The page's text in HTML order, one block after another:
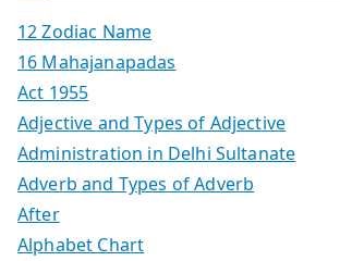
12 Zodiac Name
16 Mahajanapadas
Act 1955
Adjective and Types of Adjective
Administration in Delhi Sultanate
Adverb and Types of Adverb
After
Alphabet Chart